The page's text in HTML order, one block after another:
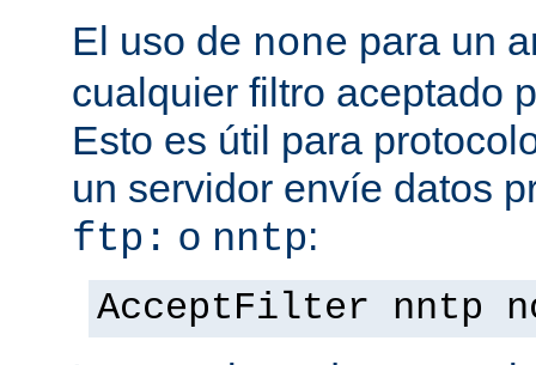
El uso de none para un
cualquier filtro aceptado
Esto es útil para
un servidor envíe datos
ftp: o nntp:
AcceptFilter nntp